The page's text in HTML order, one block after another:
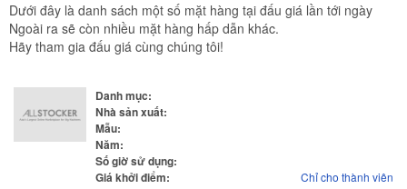
Dưới đây là danh sách một số mặt hàng tại đấu giá lần tới ngày
Ngoài ra sẽ còn nhiều mặt hàng hấp dẫn khác.
Hãy tham gia đấu giá cùng chúng tôi!
Danh mục:
Nhà sản xuất:
Mẫu:
Năm:
Số giờ sử dụng:
Giá khởi điểm: Chỉ cho thành viên